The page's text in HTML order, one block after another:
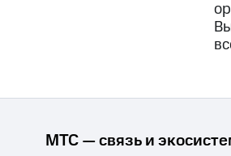
МТС — связь и